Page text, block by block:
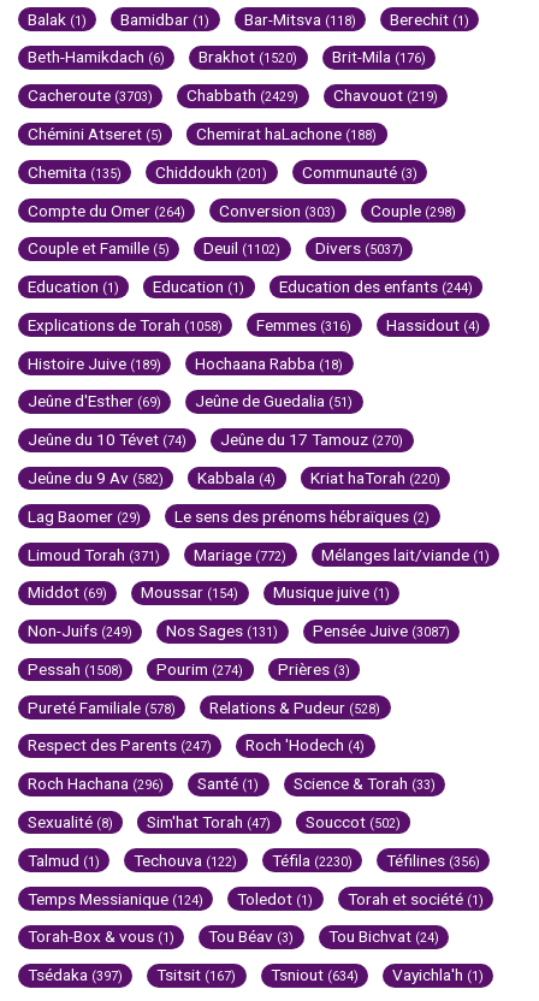
Balak (1) Bamidbar (1) Bar-Mitsva (118) Berechit (1)
Beth-Hamikdach (6) Brakhot (1520) Brit-Mila (176)
Cacheroute (3703) Chabbath (2429) Chavouot (219)
Chémini Atseret (5) Chemirat haLachone (188)
Chemita (135) Chiddoukh (201) Communauté (3)
Compte du Omer (264) Conversion (303) Couple (298)
Couple et Famille (5) Deuil (1102) Divers (5037)
Education (1) Education (1) Education des enfants (244)
Explications de Torah (1058) Femmes (316) Hassidout (4)
Histoire Juive (189) Hochaana Rabba (18)
Jeûne d'Esther (69) Jeûne de Guedalia (51)
Jeûne du 10 Tévet (74) Jeûne du 17 Tamouz (270)
Jeûne du 9 Av (582) Kabbala (4) Kriat haTorah (220)
Lag Baomer (29) Le sens des prénoms hébraïques (2)
Limoud Torah (371) Mariage (772) Mélanges lait/viande (1)
Middot (69) Moussar (154) Musique juive (1)
Non-Juifs (249) Nos Sages (131) Pensée Juive (3087)
Pessah (1508) Pourim (274) Prières (3)
Pureté Familiale (578) Relations & Pudeur (528)
Respect des Parents (247) Roch 'Hodech (4)
Roch Hachana (296) Santé (1) Science & Torah (33)
Sexualité (8) Sim'hat Torah (47) Souccot (502)
Talmud (1) Techouva (122) Téfila (2230) Téfilines (356)
Temps Messianique (124) Toledot (1) Torah et société (1)
Torah-Box & vous (1) Tou Béav (3) Tou Bichvat (24)
Tsédaka (397) Tsitsit (167) Tsniout (634) Vayichla'h (1)